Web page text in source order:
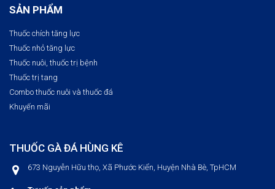
SẢN PHẨM
Thuốc chích tăng lực
Thuốc nhỏ tăng lực
Thuốc nuôi, thuốc trị bệnh​
Thuốc trị tang
Combo thuốc nuôi và thuốc đá
Khuyến mãi
THUỐC GÀ ĐÁ HÙNG KÊ
673 Nguyễn Hữu thọ, Xã Phước Kiển, Huyện Nhà Bè, TpHCM